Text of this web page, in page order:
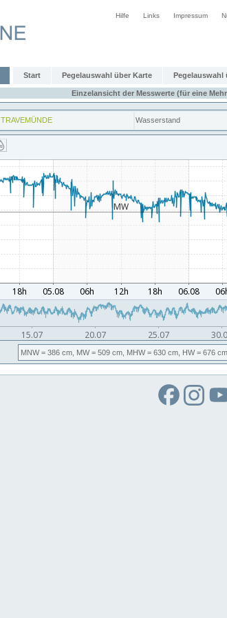
Hilfe Links Impressum
Start Pegelauswahl über Karte Pegelauswahl
Einzelansicht der Messwerte (für eine
TRAVEMÜNDE Wasserstand
MNW= 386 cm, MW= 509 cm, MHW= 630 cm, HW= 676 cm,